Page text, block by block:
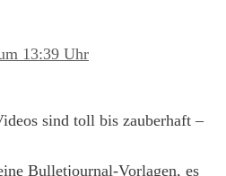
13:39 Uhr
sind toll bis zauberhaft –
Bulletjournal-Vorlagen, es